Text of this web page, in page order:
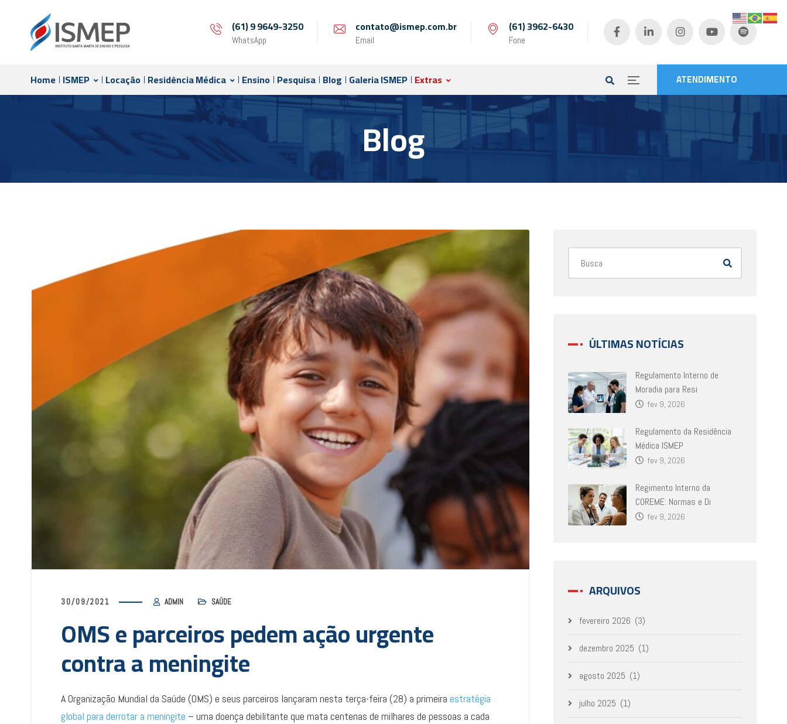
(61) 9 9649-3250
WhatsApp
contato@ismep.com.br
Email
(61) 3962-6430
Fone
ATENDIMENTO
Home ISMEP Locação Residência Médica Ensino Pesquisa Blog Galeria ISMEP Extras
Blog
30/09/2021 ADMIN SAÚDE
OMS e parceiros pedem ação urgente
contra a meningite
A Organização Mundial da Saúde (OMS) e seus parceiros lançaram nesta terça-feira (28) a primeira estratégia
global para derrotar a meningite – uma doença debilitante que mata centenas de milhares de pessoas a cada
ÚLTIMAS NOTÍCIAS
Regulamento Interno de
Moradia para Resi
fev 9, 2026
Regulamento da Residência
Médica ISMEP
fev 9, 2026
Regimento Interno da
COREME: Normas e Di
fev 9, 2026
ARQUIVOS
fevereiro 2026 (3)
dezembro 2025 (1)
agosto 2025 (1)
julho 2025 (1)